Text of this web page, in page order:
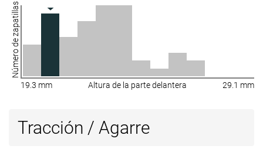
Número de zapatillas
19.3 mm Altura de la parte delantera 29.1 mm
Tracción / Agarre